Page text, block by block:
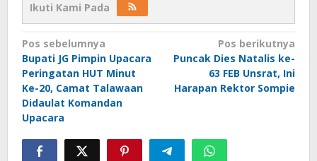
Ikuti Kami Pada
Navigasi
pos
Pos sebelumnya
Bupati JG Pimpin Upacara
Peringatan HUT Minut
Ke-20, Camat Talawaan
Didaulat Komandan
Upacara
Pos berikutnya
Puncak Dies Natalis ke-
63 FEB Unsrat, Ini
Harapan Rektor Sompie